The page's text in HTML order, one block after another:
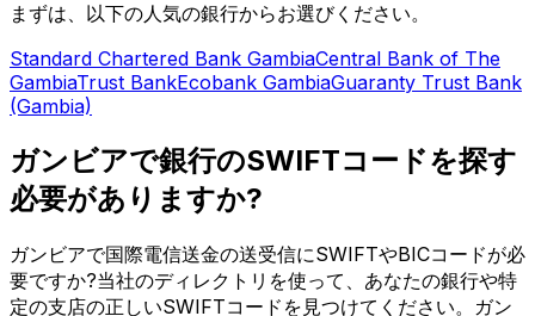
まずは、以下の人気の銀行からお選びください。
Standard Chartered Bank GambiaCentral Bank of The
GambiaTrust BankEcobank GambiaGuaranty Trust Bank
(Gambia)
ガンビアで銀行のSWIFTコードを探す
必要がありますか?
ガンビアで国際電信送金の送受信にSWIFTやBICコードが必
要ですか?当社のディレクトリを使って、あなたの銀行や特
定の支店の正しいSWIFTコードを見つけてください。ガン